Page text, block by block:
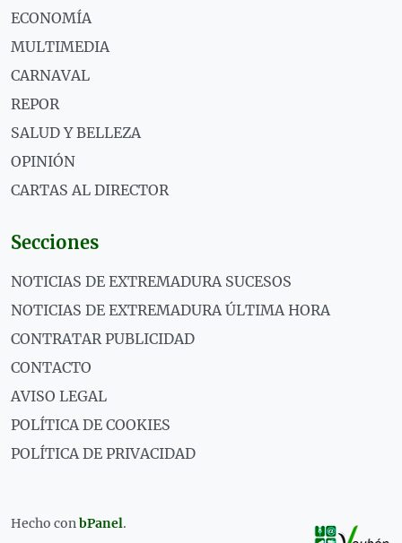
ECONOMÍA
MULTIMEDIA
CARNAVAL
REPOR
SALUD Y BELLEZA
OPINIÓN
CARTAS AL DIRECTOR
Secciones
NOTICIAS DE EXTREMADURA SUCESOS
NOTICIAS DE EXTREMADURA ÚLTIMA HORA
CONTRATAR PUBLICIDAD
CONTACTO
AVISO LEGAL
POLÍTICA DE COOKIES
POLÍTICA DE PRIVACIDAD
Hecho conbPanel.